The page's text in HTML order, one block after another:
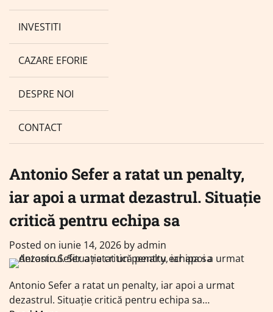
INVESTITI
CAZARE EFORIE
DESPRE NOI
CONTACT
Antonio Sefer a ratat un penalty,
iar apoi a urmat dezastrul. Situație
critică pentru echipa sa
Posted on iunie 14, 2026 byadmin
Antonio Sefer a ratat un penalty, iar apoi a urmat
dezastrul. Situație critică pentru echipa sa…